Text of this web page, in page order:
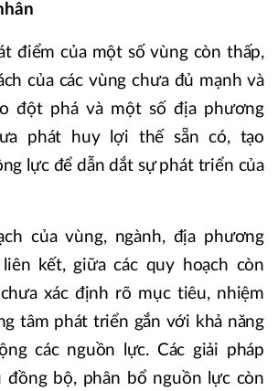
điểm của một số vùng còn thấp,
của các vùng chưa đủ mạnh và
đột phá và một số địa phương
phát huy lợi thế sẵn có, tạo
lực để dẫn dắt sự phát triển của
của vùng, ngành, địa phương
kết, giữa các quy hoạch còn
xác định rõ mục tiêu, nhiệm
tâm phát triển gắn với khả năng
các nguồn lực. Các giải pháp
bộ, phân bổ nguồn lực còn